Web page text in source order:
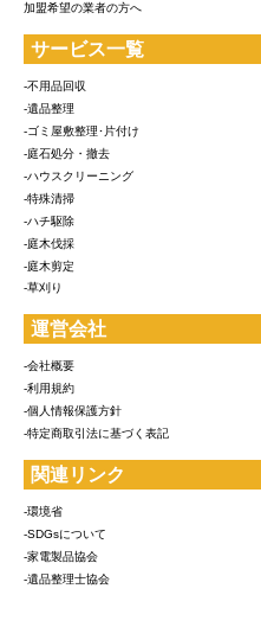
加盟希望の業者の方へ
サービス一覧
-不用品回収
-遺品整理
-ゴミ屋敷整理･片付け
-庭石処分・撤去
-ハウスクリーニング
-特殊清掃
-ハチ駆除
-庭木伐採
-庭木剪定
-草刈り
運営会社
-会社概要
-利用規約
-個人情報保護方針
-特定商取引法に基づく表記
関連リンク
-環境省
-SDGsについて
-家電製品協会
-遺品整理士協会